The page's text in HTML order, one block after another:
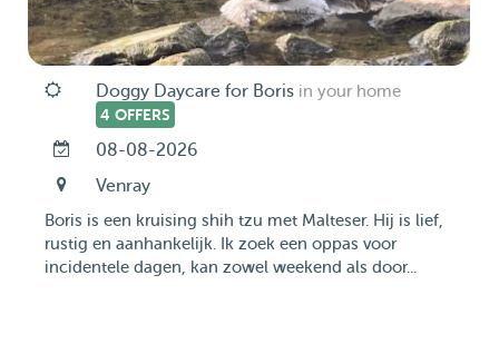
Doggy Daycare for Boris in your home
4 OFFERS
08-08-2026
Venray
Boris is een kruising shih tzu met Malteser. Hij is lief,
rustig en aanhankelijk. Ik zoek een oppas voor
incidentele dagen, kan zowel weekend als door...